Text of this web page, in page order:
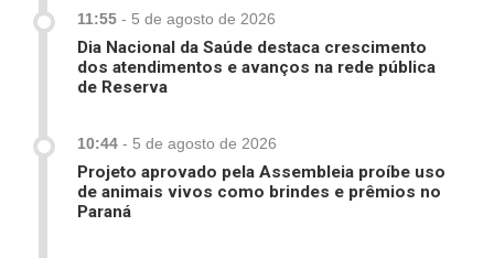
11:55 - 5 de agosto de 2026
Dia Nacional da Saúde destaca crescimento
dos atendimentos e avanços na rede pública
de Reserva
10:44 - 5 de agosto de 2026
Projeto aprovado pela Assembleia proíbe uso
de animais vivos como brindes e prêmios no
Paraná